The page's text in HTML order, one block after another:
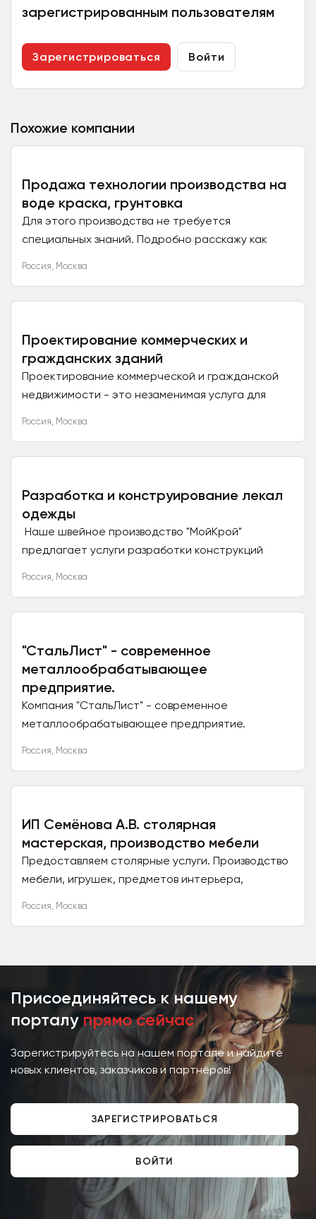
зарегистрированным пользователям
Зарегистрироваться Войти
Похожие компании
Продажа технологии производства на
воде краска, грунтовка
Для этого производства не требуется
специальных знаний. Подробно расскажу как
Россия, Москва
Проектирование коммерческих и
гражданских зданий
Проектирование коммерческой и гражданской
недвижимости - это незаменимая услуга для
Россия, Москва
Разработка и конструирование лекал
одежды
Наше швейное производство "МойКрой"
предлагает услуги разработки конструкций
Россия, Москва
"СтальЛист" - современное
металлообрабатывающее
предприятие.
Компания "СтальЛист" - современное
металлообрабатывающее предприятие.
Россия, Москва
ИП Семёнова А.В. столярная
мастерская, производство мебели
Предоставляем столярные услуги. Производство
мебели, игрушек, предметов интерьера,
Россия, Москва
Присоединяйтесь к нашему
порталу прямо сейчас
Зарегистрируйтесь на нашем портале и найдите
новых клиентов, заказчиков и партнёров!
ЗАРЕГИСТРИРОВАТЬСЯ
ВОЙТИ